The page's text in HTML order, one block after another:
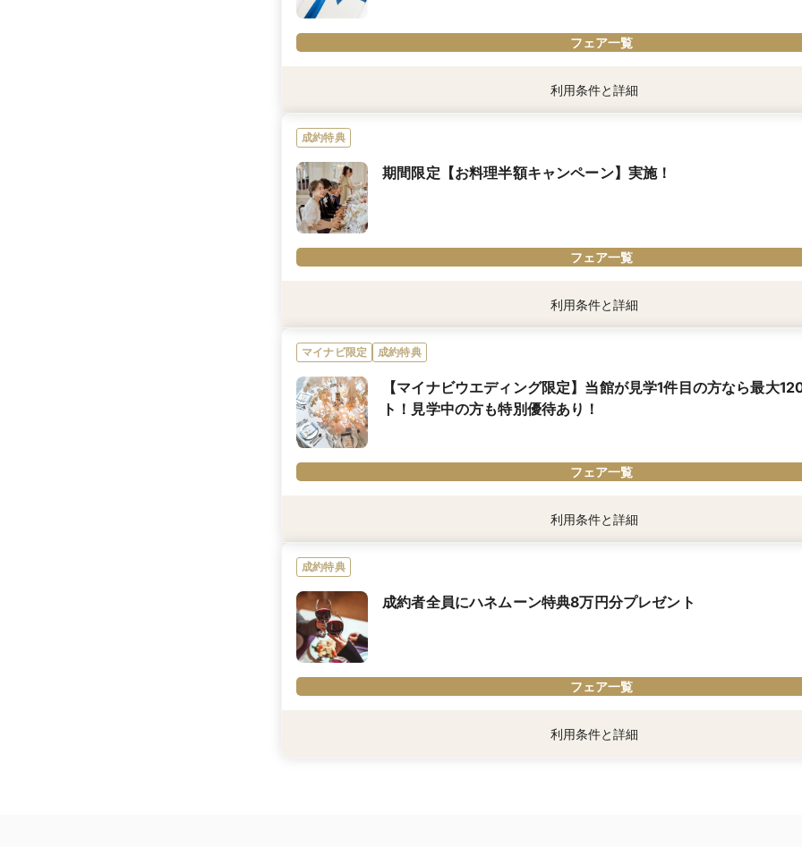
☆条件クリアで全員対象！マイナビのカップル応援キャンペーン×T&G WEDDINGコラボ特典☆
【特別オファー】
カップル応援キャンペーンに応募したおふたりは「来館＆成約で最大85,000円分電子マネー」＋T&G
※カップル応援キャンペーンはマイナビウエディングの特典です。式場でのお渡しはございません。
にのみ適用されます。
フェア一覧
◆T&Gグループ系列の店舗に複数ご来館の際は、各種来館特典は1会場のみでのお渡しとなります
内容詳細
マイナビウエディングよりご予約・ご来館の方で、当館が見学1件目の場合は、Amazonギフト券5､000
たします！
※「マイナビ限定特典」は、マイナビウエディング経由で会場の見学・フェア参加予約やお問い合わせ
利用条件と詳細
成約特典
期間限定【お料理半額キャンペーン】実施！
フェア一覧
2027年2月末日までの披露宴実施なら「料理」コースの金額から半額分お値引き（税・サ抜き）
詳細はスタッフまで
内容詳細
◆料理コースをアップグレードしたり人数が増えると、割引額もアップ！
◆他プラン・特典とも併用不可、先着順（30名未満の場合は割引額半額）
利用条件と詳細
マイナビ限定 成約特典
【マイナビウエディング限定】当館が見学1件目の方なら最大
ト！見学中の方も特別優待あり！
フェア一覧
【当館が見学1件目の方は必見】マイナビウエディングよりご予約・来館のうえ、式場見学が初めての方
大120万円分ご優待いたします！
さらに既に見学済みでご相談を重ねていらっしゃる方でも、嬉しい優待をご用意しております。お気軽
※「マイナビ限定特典」は、マイナビウエディング経由で会場の見学・フェア参加予約やお問い合わせ
利用条件と詳細
成約特典
成約者全員にハネムーン特典8万円分プレゼント
フェア一覧
利用条件と詳細